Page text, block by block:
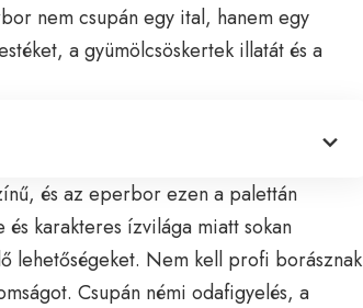
nem csupán egy ital, hanem egy
a gyümölcsöskertek illatát és a
és az eperbor ezen a palettán
és karakteres ízvilága miatt sokan
lehetőségeket. Nem kell profi borásznak
Csupán némi odafigyelés, a